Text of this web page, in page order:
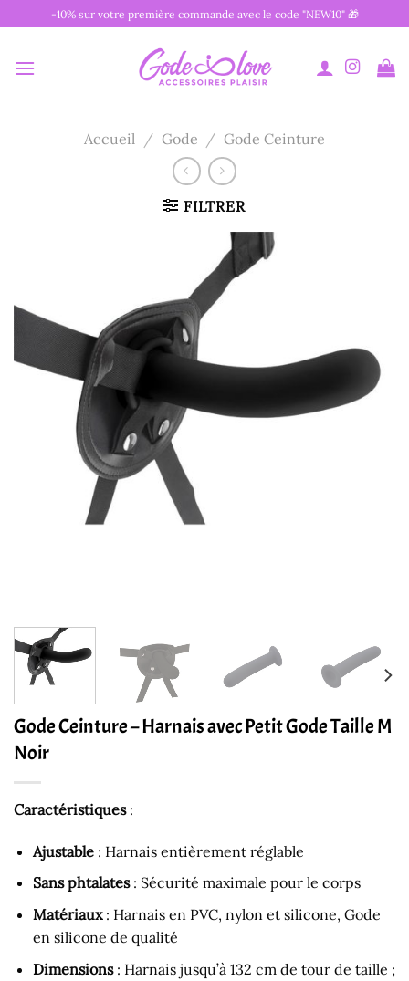
au
-10% sur votre première commande avec le code "NEW10" 🎁
Accueil / Gode / Gode Ceinture
FILTRER
Gode Ceinture – Harnais avec Petit Gode Taille M
Noir
Caractéristiques:
Ajustable: Harnais entièrement réglable
Sans phtalates: Sécurité maximale pour le corps
Matériaux: Harnais en PVC, nylon et silicone, Gode
en silicone de qualité
Dimensions: Harnais jusqu’à 132 cm de tour de taille ;